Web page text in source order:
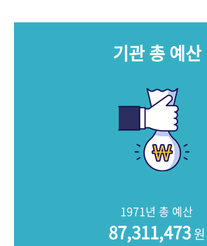
키워드로 보는 연구 역사
문서 기록물 행정박물
기관 총 예산
1971년 총 예산
87,311,473원